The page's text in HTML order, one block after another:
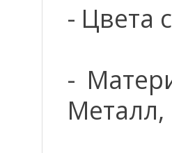
- Цвета
-